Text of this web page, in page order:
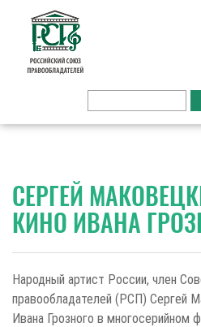
СЕРГЕЙ
КИНО ИВАНА
Народный артист России, член
правообладателей (РСП) Сергей
Ивана Грозного в многосерийном